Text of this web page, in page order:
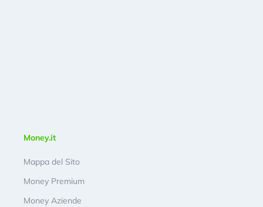
Money.it
Mappa del Sito
Money Premium
Money Aziende